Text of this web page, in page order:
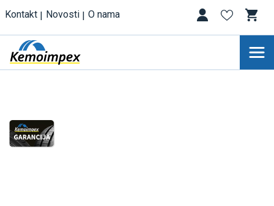
Kontakt Novosti O nama